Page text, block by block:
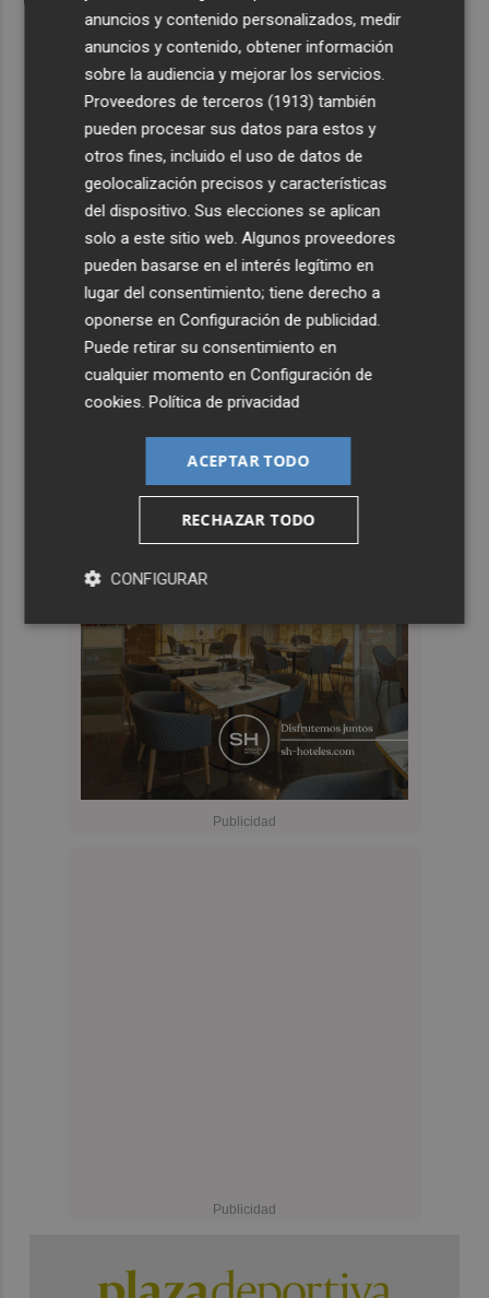
anuncios y contenido personalizados, medir
anuncios y contenido, obtener información
sobre la audiencia y mejorar los servicios.
Proveedores de terceros (1913) también
pueden procesar sus datos para estos y
otros fines, incluido el uso de datos de
geolocalización precisos y características
del dispositivo. Sus elecciones se aplican
solo a este sitio web. Algunos proveedores
pueden basarse en el interés legítimo en
lugar del consentimiento; tiene derecho a
oponerse enConfiguración de publicidad.
Puede retirar su consentimiento en
cualquier momento enConfiguración de
cookies.Política de privacidad
ACEPTAR TODO
RECHAZAR TODO
CONFIGURAR